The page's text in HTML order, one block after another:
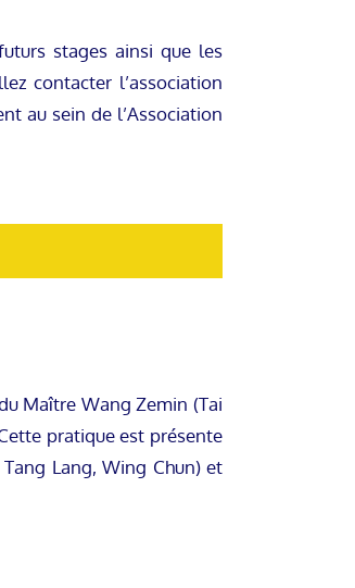
stages ainsi que les
contacter l’association
au sein de l’Association
Maître Wang Zemin (Tai
pratique est présente
Lang, Wing Chun) et